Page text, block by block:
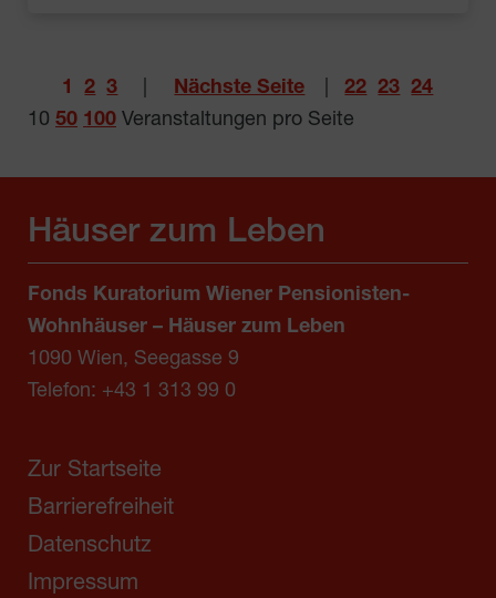
1 2 3 Nächste Seite 22 23 24
10 50 100 Veranstaltungen pro Seite
Häuser zum Leben
Fonds Kuratorium Wiener Pensionisten-
Wohnhäuser – Häuser zum Leben
1090 Wien, Seegasse 9
Telefon: +43 1 313 99 0
Zur Startseite
Barrierefreiheit
Datenschutz
Impressum